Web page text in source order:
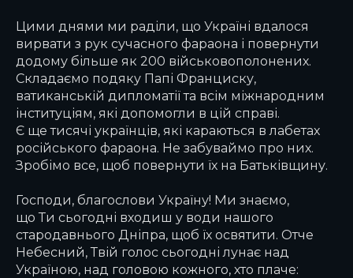
Цими днями ми раділи, що Україні вдалося
вирвати з рук сучасного фараона і повернути
додому більше як 200 військовополонених.
Складаємо подяку Папі Франциску,
ватиканській дипломатії та всім міжнародним
інституціям, які допомогли в цій справі.
Є ще тисячі українців, які караються в лабетах
російського фараона. Не забуваймо про них.
Зробімо все, щоб повернути їх на Батьківщину.
Господи, благослови Україну! Ми знаємо,
що Ти сьогодні входиш у води нашого
стародавнього Дніпра, щоб їх освятити. Отче
Небесний, Твій голос сьогодні лунає над
Україною, над головою кожного, хто плаче: